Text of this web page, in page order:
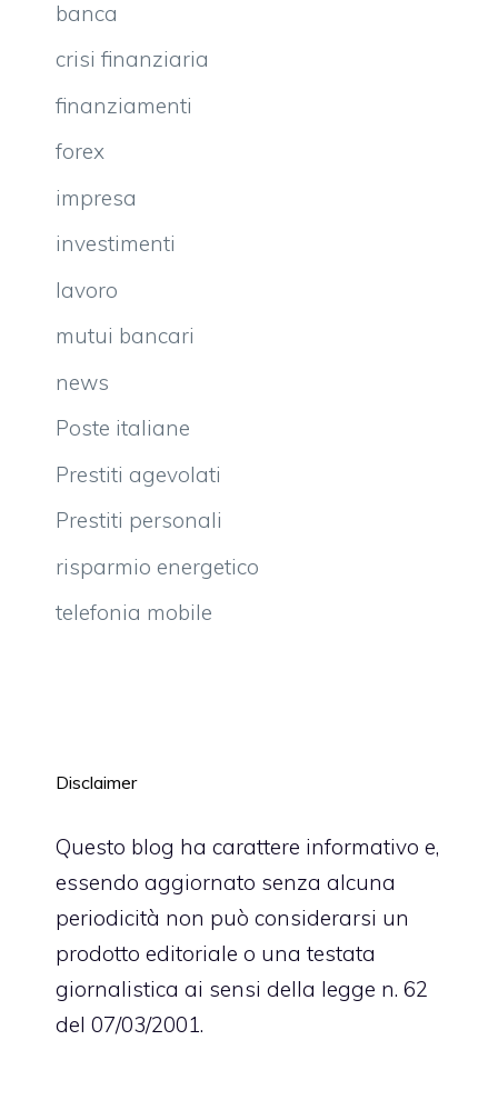
banca
crisi finanziaria
finanziamenti
forex
impresa
investimenti
lavoro
mutui bancari
news
Poste italiane
Prestiti agevolati
Prestiti personali
risparmio energetico
telefonia mobile
Disclaimer
Questo blog ha carattere informativo e,
essendo aggiornato senza alcuna
periodicità non può considerarsi un
prodotto editoriale o una testata
giornalistica ai sensi della legge n. 62
del 07/03/2001.